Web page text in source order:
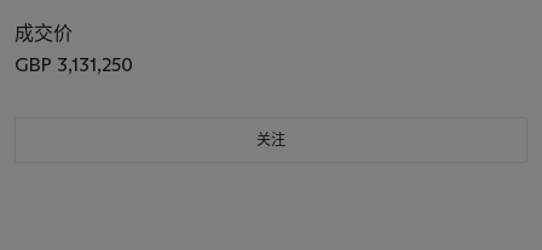
成交价
GBP 3,131,250
关注